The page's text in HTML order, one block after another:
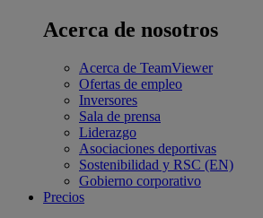
Acerca de nosotros
Acerca de TeamViewer
Ofertas de empleo
Inversores
Sala de prensa
Liderazgo
Asociaciones deportivas
Sostenibilidad y RSC (EN)
Gobierno corporativo
Precios